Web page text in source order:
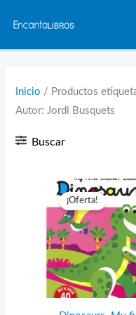
contenido
Inicio / Productos
Autor: Jordi Busquets
Buscar
¡Oferta!